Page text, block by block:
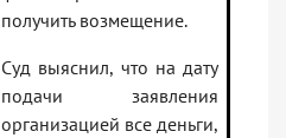
получить возмещение.
Суд выяснил, что на дату
подачи заявления
организацией все деньги,